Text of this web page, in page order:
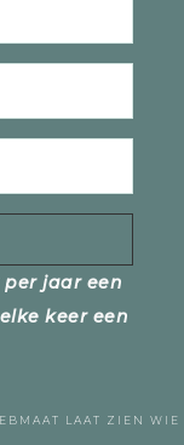
jaar een
keer een
LAAT ZIEN WIE